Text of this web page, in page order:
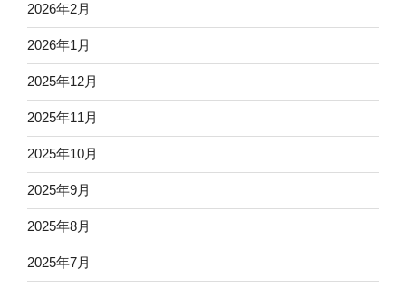
2026年2月
2026年1月
2025年12月
2025年11月
2025年10月
2025年9月
2025年8月
2025年7月